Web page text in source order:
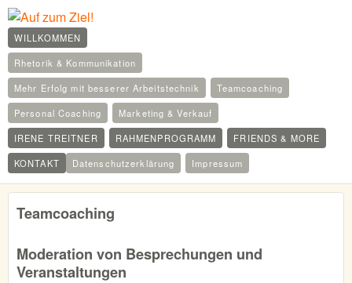
WILLKOMMEN
Rhetorik & Kommunikation
Mehr Erfolg mit besserer Arbeitstechnik
Teamcoaching
Personal Coaching
Marketing & Verkauf
IRENE TREITNER
RAHMENPROGRAMM
FRIENDS & MORE
KONTAKT
Datenschutzerklärung Impressum
Teamcoaching
Moderation von Besprechungen und
Veranstaltungen